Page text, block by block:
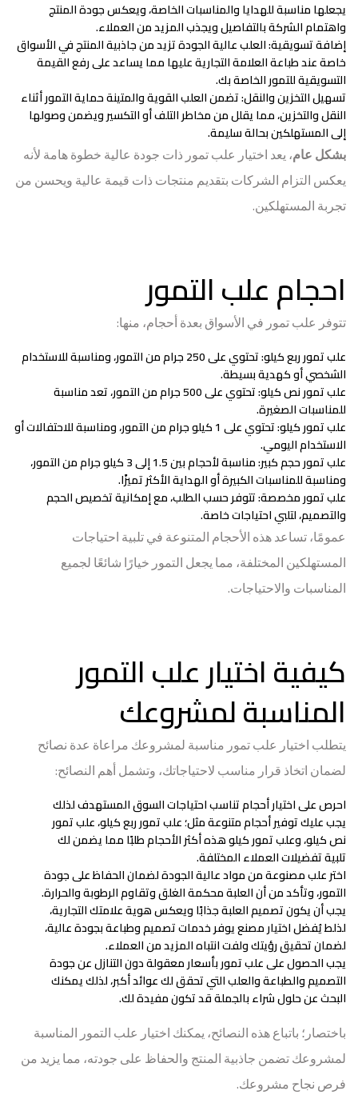
يجعلها مناسبة للهدايا والمناسبات الخاصة، ويعكس جودة المنتج
واهتمام الشركة بالتفاصيل ويجذب المزيد من العملاء.
إضافة تسويقية: العلب عالية الجودة تزيد من جاذبية المنتج في الأسواق
خاصة عند طباعة العلامة التجارية عليها مما يساعد على رفع القيمة
التسويقية للتمور الخاصة بك.
تسهيل التخزين والنقل: تضمن العلب القوية والمتينة حماية التمور أثناء
النقل والتخزين، مما يقلل من مخاطر التلف أو التكسير ويضمن وصولها
إلى المستهلكين بحالة سليمة.
بشكل عام، يعد اختيار علب تمور ذات جودة عالية خطوة هامة لأنه
يعكس التزام الشركات بتقديم منتجات ذات قيمة عالية ويحسن من
تجربة المستهلكين.
احجام علب التمور
تتوفر علب تمور في الأسواق بعدة أحجام، منها:
علب تمور ربع كيلو
: تحتوي على 250 جرام من التمور، ومناسبة للاستخدام
الشخصي أو كهدية بسيطة.
علب تمور نص كيلو
: تحتوي على 500 جرام من التمور، تعد مناسبة
للمناسبات الصغيرة.
علب تمور كيلو
: تحتوي على 1 كيلو جرام من التمور، ومناسبة للاحتفالات أو
الاستخدام اليومي.
علب تمور حجم كبير
: مناسبة لأحجام بين 1.5 إلى 3 كيلو جرام من التمور،
ومناسبة للمناسبات الكبيرة أو الهداية الأكثر تميزًا.
علب تمور مخصصة: تتوفر حسب الطلب، مع إمكانية تخصيص الحجم
والتصميم، لتلبي احتياجات خاصة.
عمومًا، تساعد هذه الأحجام المتنوعة في تلبية احتياجات
المستهلكين المختلفة، مما يجعل التمور خيارًا شائعًا لجميع
المناسبات والاحتياجات.
كيفية اختيار علب التمور
المناسبة لمشروعك
يتطلب اختيار علب تمور مناسبة لمشروعك مراعاة عدة نصائح
لضمان اتخاذ قرار مناسب لاحتياجاتك، وتشمل أهم النصائح:
احرص على اختيار أحجام تناسب احتياجات السوق المستهدف لذلك
يجب عليك توفير أحجام متنوعة مثل؛ علب تمور ربع كيلو، علب تمور
نص كيلو، وعلب تمور كيلو هذه أكثر الأحجام طلبًا مما يضمن لك
تلبية تفضيلات العملاء المختلفة.
اختر علب مصنوعة من مواد عالية الجودة لضمان الحفاظ على جودة
التمور، وتأكد من أن العلبة محكمة الغلق وتقاوم الرطوبة والحرارة.
يجب أن يكون تصميم العلبة جذابًا ويعكس هوية علامتك التجارية،
لذلط يُفضل اختيار مصنع يوفر خدمات تصميم وطباعة بجودة عالية،
لضمان تحقيق رؤيتك ولفت انتباه المزيد من العملاء.
يجب الحصول على علب تمور بأسعار معقولة دون التنازل عن جودة
التصميم والطباعة والعلب التي تحقق لك عوائد أكبر، لذلك يمكنك
البحث عن حلول شراء بالجملة قد تكون مفيدة لك.
باختصار؛ باتباع هذه النصائح، يمكنك اختيار علب التمور المناسبة
لمشروعك تضمن جاذبية المنتج والحفاظ على جودته، مما يزيد من
فرص نجاح مشروعك.